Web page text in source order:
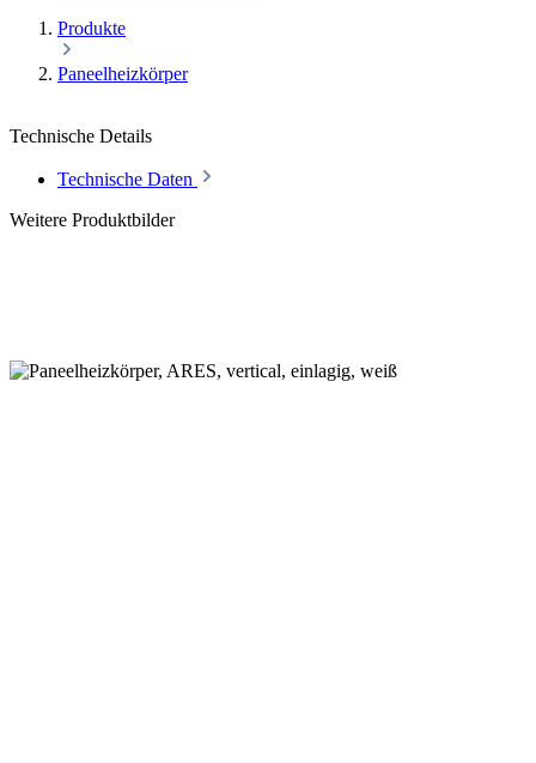
Produkte
Paneelheizkörper
Technische Details
Technische Daten
Weitere Produktbilder